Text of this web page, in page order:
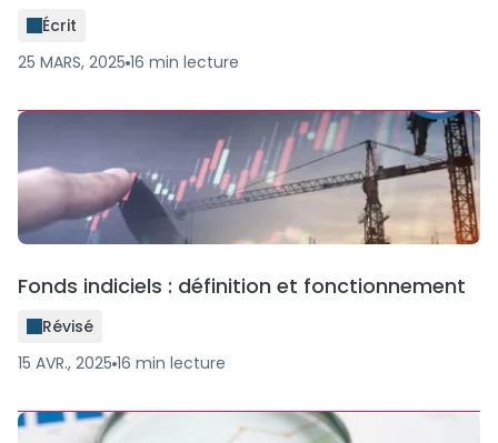
Écrit
25 MARS, 2025 16 min lecture
Fonds indiciels : définition et fonctionnement
Révisé
15 AVR., 2025 16 min lecture